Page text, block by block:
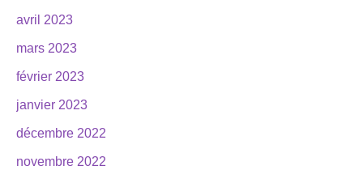
avril 2023
mars 2023
février 2023
janvier 2023
décembre 2022
novembre 2022